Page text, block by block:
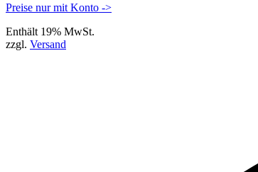
Preise nur mit Konto ->
Enthält 19% MwSt.
zzgl. Versand